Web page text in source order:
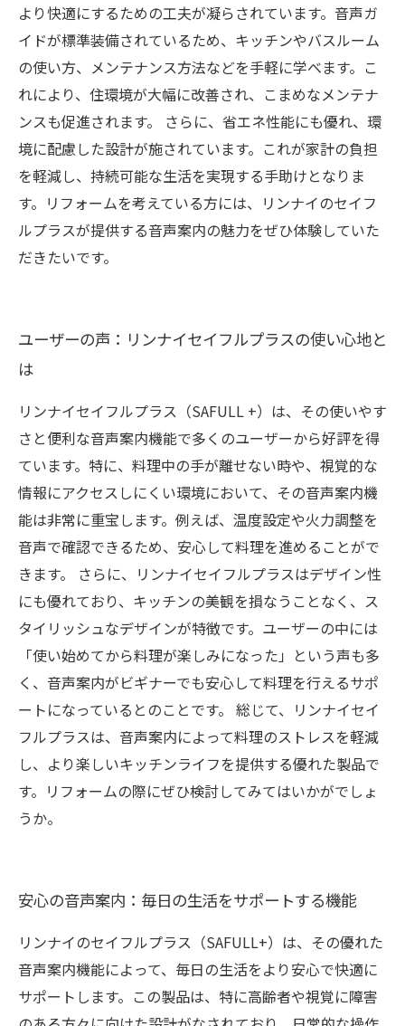
より快適にするための工夫が凝らされています。音声ガ
イドが標準装備されているため、キッチンやバスルーム
の使い方、メンテナンス方法などを手軽に学べます。こ
れにより、住環境が大幅に改善され、こまめなメンテナ
ンスも促進されます。 さらに、省エネ性能にも優れ、環
境に配慮した設計が施されています。これが家計の負担
を軽減し、持続可能な生活を実現する手助けとなりま
す。リフォームを考えている方には、リンナイのセイフ
ルプラスが提供する音声案内の魅力をぜひ体験していた
だきたいです。
ユーザーの声：リンナイセイフルプラスの使い心地と
は
リンナイセイフルプラス（SAFULL +）は、その使いやす
さと便利な音声案内機能で多くのユーザーから好評を得
ています。特に、料理中の手が離せない時や、視覚的な
情報にアクセスしにくい環境において、その音声案内機
能は非常に重宝します。例えば、温度設定や火力調整を
音声で確認できるため、安心して料理を進めることがで
きます。 さらに、リンナイセイフルプラスはデザイン性
にも優れており、キッチンの美観を損なうことなく、ス
タイリッシュなデザインが特徴です。ユーザーの中には
「使い始めてから料理が楽しみになった」という声も多
く、音声案内がビギナーでも安心して料理を行えるサポ
ートになっているとのことです。 総じて、リンナイセイ
フルプラスは、音声案内によって料理のストレスを軽減
し、より楽しいキッチンライフを提供する優れた製品で
す。リフォームの際にぜひ検討してみてはいかがでしょ
うか。
安心の音声案内：毎日の生活をサポートする機能
リンナイのセイフルプラス（SAFULL+）は、その優れた
音声案内機能によって、毎日の生活をより安心で快適に
サポートします。この製品は、特に高齢者や視覚に障害